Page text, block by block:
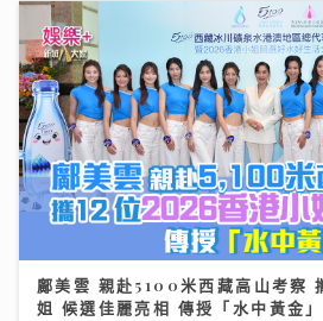
鄺美雲 親赴5100米西藏高山考察
姐 候選佳麗亮相 傳授「水中黃金